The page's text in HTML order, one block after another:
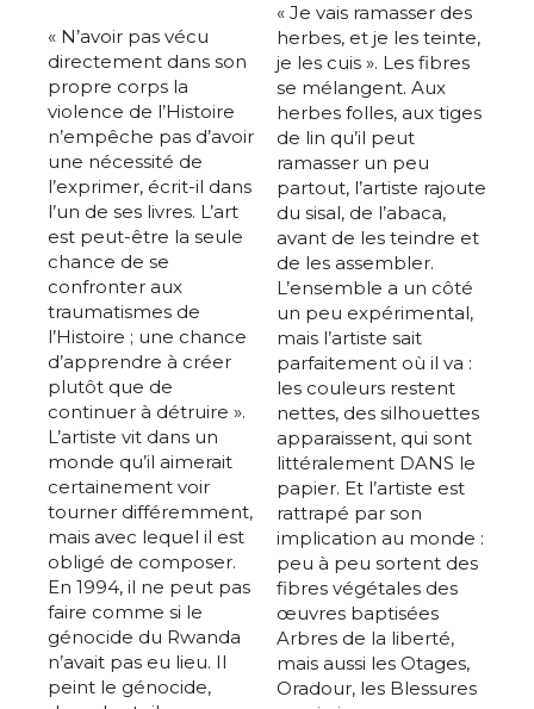
« N’avoir pas vécu
directement dans son
propre corps la
violence de l’Histoire
n’empêche pas d’avoir
une nécessité de
l’exprimer, écrit-il dans
l’un de ses livres. L’art
est peut-être la seule
chance de se
confronter aux
traumatismes de
l’Histoire ; une chance
d’apprendre à créer
plutôt que de
continuer à détruire ».
L’artiste vit dans un
monde qu’il aimerait
certainement voir
tourner différemment,
mais avec lequel il est
obligé de composer.
En 1994, il ne peut pas
faire comme si le
génocide du Rwanda
n’avait pas eu lieu. Il
peint le génocide,
« Je vais ramasser des
herbes, et je les teinte,
je les cuis ». Les fibres
se mélangent. Aux
herbes folles, aux tiges
de lin qu’il peut
ramasser un peu
partout, l’artiste rajoute
du sisal, de l’abaca,
avant de les teindre et
de les assembler.
L’ensemble a un côté
un peu expérimental,
mais l’artiste sait
parfaitement où il va :
les couleurs restent
nettes, des silhouettes
apparaissent, qui sont
littéralement DANS le
papier. Et l’artiste est
rattrapé par son
implication au monde :
peu à peu sortent des
fibres végétales des
œuvres baptisées
Arbres de la liberté,
mais aussi les Otages,
Oradour, les Blessures